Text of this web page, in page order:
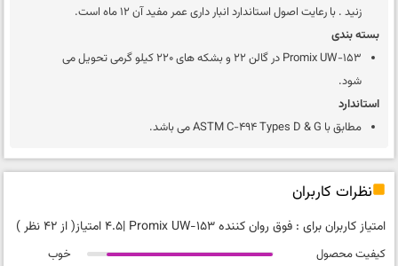
زنید . با رعایت اصول استاندارد انبار داری عمر مفید آن 12 ماه است.
بسته بندی
Promix UW-153 در گالن 22 و بشکه های 220 کیلو گرمی تحویل می
شود.
استاندارد
مطابق با ASTM C−494 Types D & G می باشد.
نظرات کاربران
امتیاز کاربران برای :فوق روان کننده Promix UW-153 |4.5 امتیاز ( از 42 نظر )
کیفیت محصول خوب